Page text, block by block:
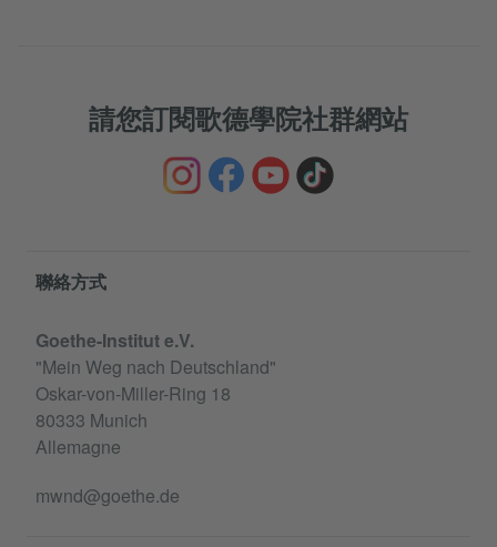
請您訂閱歌德學院社群網站
Information and services
聯絡方式
Goethe-Institut e.V.
"Mein Weg nach Deutschland"
Oskar-von-Miller-Ring 18
80333 Munich
Allemagne
mwnd@goethe.de